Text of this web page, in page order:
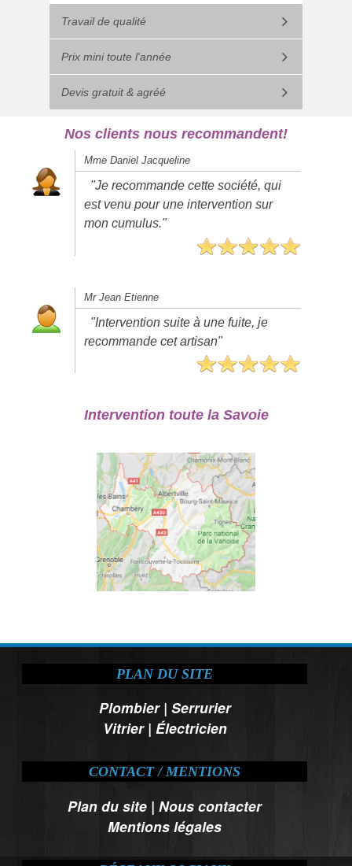
Travail de qualité
Prix mini toute l'année
Devis gratuit & agréé
Nos clients nous recommandent!
Mme Daniel Jacqueline
"Je recommande cette société, qui
est venu pour une intervention sur
mon cumulus."
Mr Jean Etienne
"Intervention suite à une fuite, je
recommande cet artisan"
Intervention toute la Savoie
PLAN DU SITE
Plombier| Serrurier
Vitrier| Électricien
CONTACT / MENTIONS
Plan du site |Nous contacter
Mentions légales